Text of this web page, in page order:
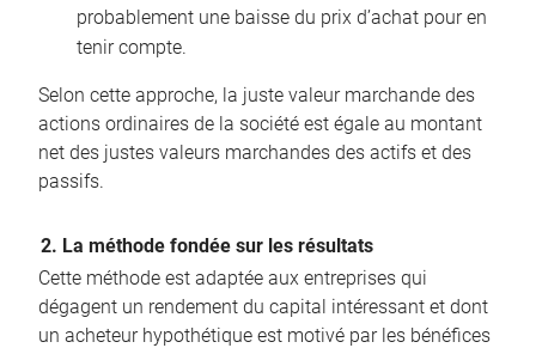
probablement une baisse du prix d’achat pour en
tenir compte.
Selon cette approche, la juste valeur marchande des
actions ordinaires de la société est égale au montant
net des justes valeurs marchandes des actifs et des
passifs.
2. La méthode fondée sur les résultats
Cette méthode est adaptée aux entreprises qui
dégagent un rendement du capital intéressant et dont
un acheteur hypothétique est motivé par les bénéfices